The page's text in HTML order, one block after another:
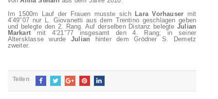
Im 1500m Lauf der Frauen musste sich Lara Vorhauser mit
4’49″07 nur L. Giovanetti aus dem Trentino geschlagen geben
und belegte den 2. Rang. Auf derselben Distanz belegte Julian
Markart mit 4’21″77 insgesamt den 4. Rang; in seiner
Altersklasse wurde Julian hinter dem Grödner S. Demetz
zweiter.
Teilen